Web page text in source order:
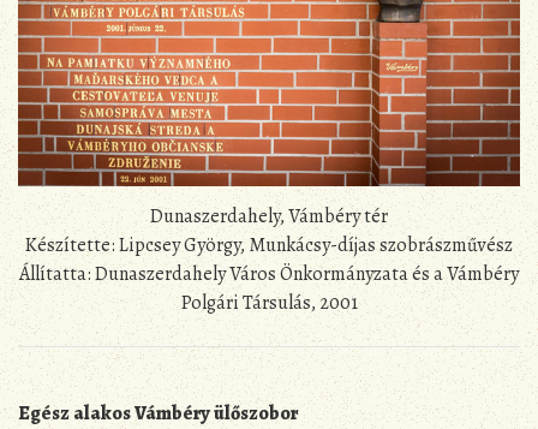
Dunaszerdahely, Vámbéry tér
Készítette: Lipcsey György, Munkácsy-díjas szobrászművész
Állítatta: Dunaszerdahely Város Önkormányzata és a Vámbéry
Polgári Társulás, 2001
Egész alakos Vámbéry ülőszobor